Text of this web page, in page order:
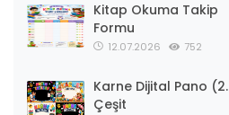
Kitap Okuma Takip
Formu
12.07.2026 752
Karne Dijital Pano
Çeşit